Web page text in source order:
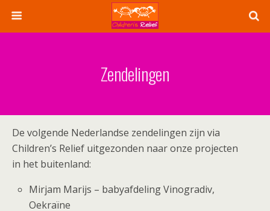
Zendelingen
De volgende Nederlandse zendelingen zijn via
Children’s Relief uitgezonden naar onze projecten
in het buitenland:
Mirjam Marijs – babyafdeling Vinogradiv,
Oekraïne